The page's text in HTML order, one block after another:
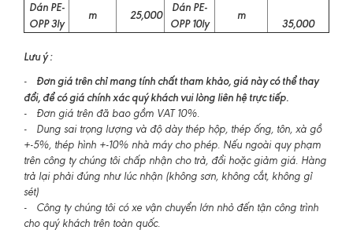
Dán PE-
OPP 3ly
m 25,000
Dán PE-
OPP 10ly
m
35,000
Lưu ý :
- Đơn giá trên chỉ mang tính chất tham khảo, giá này có thể thay
đổi, để có giá chính xác quý khách vui lòng liên hệ trực tiếp.
- Đơn giá trên đã bao gồm VAT 10%.
- Dung sai trọng lượng và độ dày thép hộp, thép ống, tôn, xà gồ
+-5%, thép hình +-10% nhà máy cho phép. Nếu ngoài quy phạm
trên công ty chúng tôi chấp nhận cho trả, đổi hoặc giảm giá. Hàng
trả lại phải đúng như lúc nhận (không sơn, không cắt, không gỉ
sét)
- Công ty chúng tôi có xe vận chuyển lớn nhỏ đến tận công trình
cho quý khách trên toàn quốc.